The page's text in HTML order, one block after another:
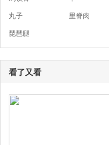
丸子
里脊肉
琵琶腿
看了又看